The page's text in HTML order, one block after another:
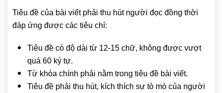
Tiêu đề của bài viết phải thu hút người đọc đồng thời
đáp ứng được các tiêu chí:
Tiêu đề có độ dài từ 12-15 chữ, không được vượt
quá 60 ký tự.
Từ khóa chính phải nằm trong tiêu đề bài viết.
Tiêu đề phải thu hút, kích thích sự tò mò của người